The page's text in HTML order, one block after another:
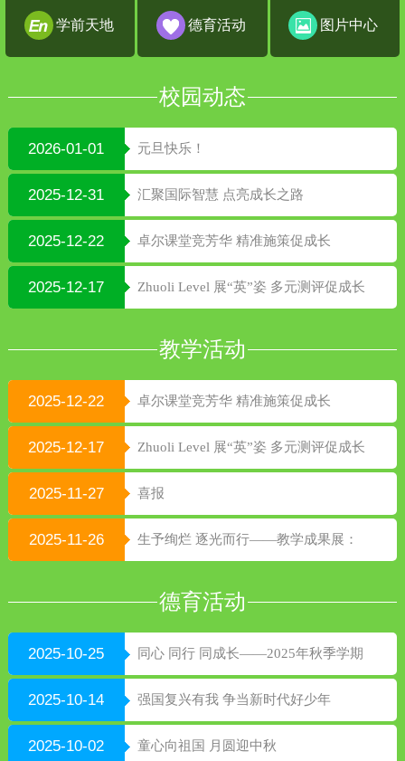
学前天地 德育活动 图片中心
校园动态
2026-01-01 元旦快乐！
2025-12-31 汇聚国际智慧 点亮成长之路
2025-12-22 卓尔课堂竞芳华 精准施策促成长
2025-12-17 Zhuoli Level 展“英”姿 多元测评促成长
教学活动
2025-12-22 卓尔课堂竞芳华 精准施策促成长
2025-12-17 Zhuoli Level 展“英”姿 多元测评促成长
2025-11-27 喜报
2025-11-26 生予绚烂 逐光而行——教学成果展：
德育活动
2025-10-25 同心 同行 同成长——2025年秋季学期
校级家委会
2025-10-14 强国复兴有我 争当新时代好少年
2025-10-02 童心向祖国 月圆迎中秋